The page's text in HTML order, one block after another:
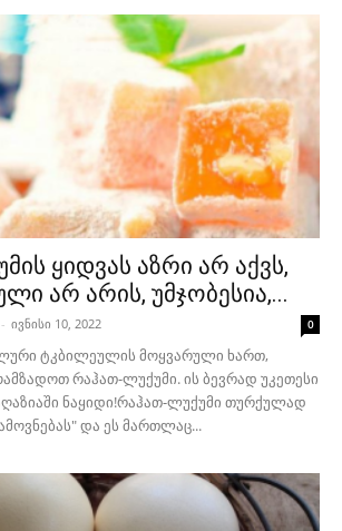
ყიდვას აზრი არ აქვს,
არ არის, უმჯობესია,...
- ივნისი 10, 2022 0
ტკბილეულის მოყვარული ხართ,
რაჰათ-ლუქუმი. ის ბევრად უკეთესი
ნაყიდი!რაჰათ-ლუქუმი თურქულად
და ეს მართლაც...